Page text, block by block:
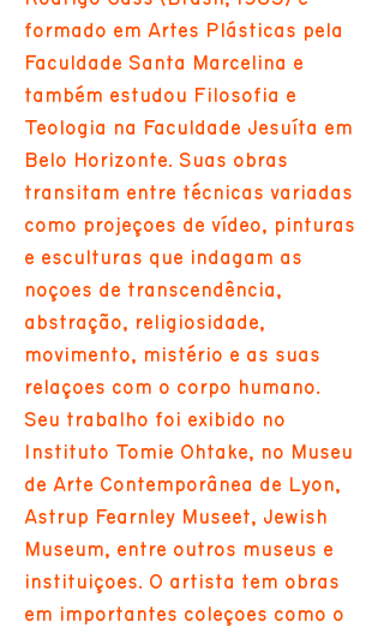
formado em Artes Plásticas pela
Faculdade Santa Marcelina e
também estudou Filosofia e
Teologia na Faculdade Jesuíta em
Belo Horizonte. Suas obras
transitam entre técnicas variadas
como projeções de vídeo, pinturas
e esculturas que indagam as
noções de transcendência,
abstração, religiosidade,
movimento, mistério e as suas
relações com o corpo humano.
Seu trabalho foi exibido no
Instituto Tomie Ohtake, no Museu
de Arte Contemporânea de Lyon,
Astrup Fearnley Museet, Jewish
Museum, entre outros museus e
instituições. O artista tem obras
em importantes coleções como o